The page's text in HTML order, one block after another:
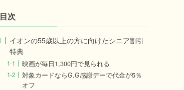
目次
イオンの55歳以上の方に向けたシニア割引
特典
映画が毎日1,300円で見られる
対象カードならG.G感謝デーで代金が5％
オフ